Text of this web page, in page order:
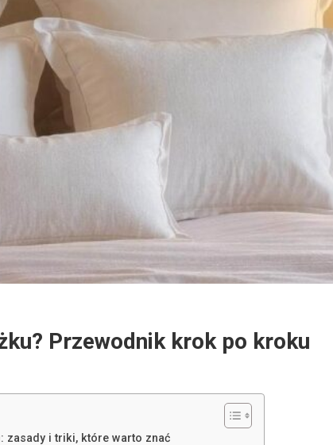
Przewodnik krok po kroku
zasady i triki, które warto znać